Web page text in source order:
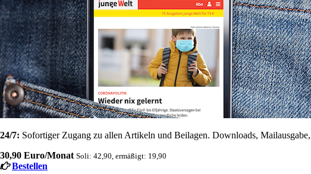
24/7: Sofortiger Zugang zu allen Artikeln und Beilagen. Downloads,
30,90 Euro/Monat Soli: 42,90, ermäßigt: 19,90
Bestellen